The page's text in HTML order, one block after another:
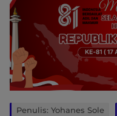
Penulis: Yohanes Sole